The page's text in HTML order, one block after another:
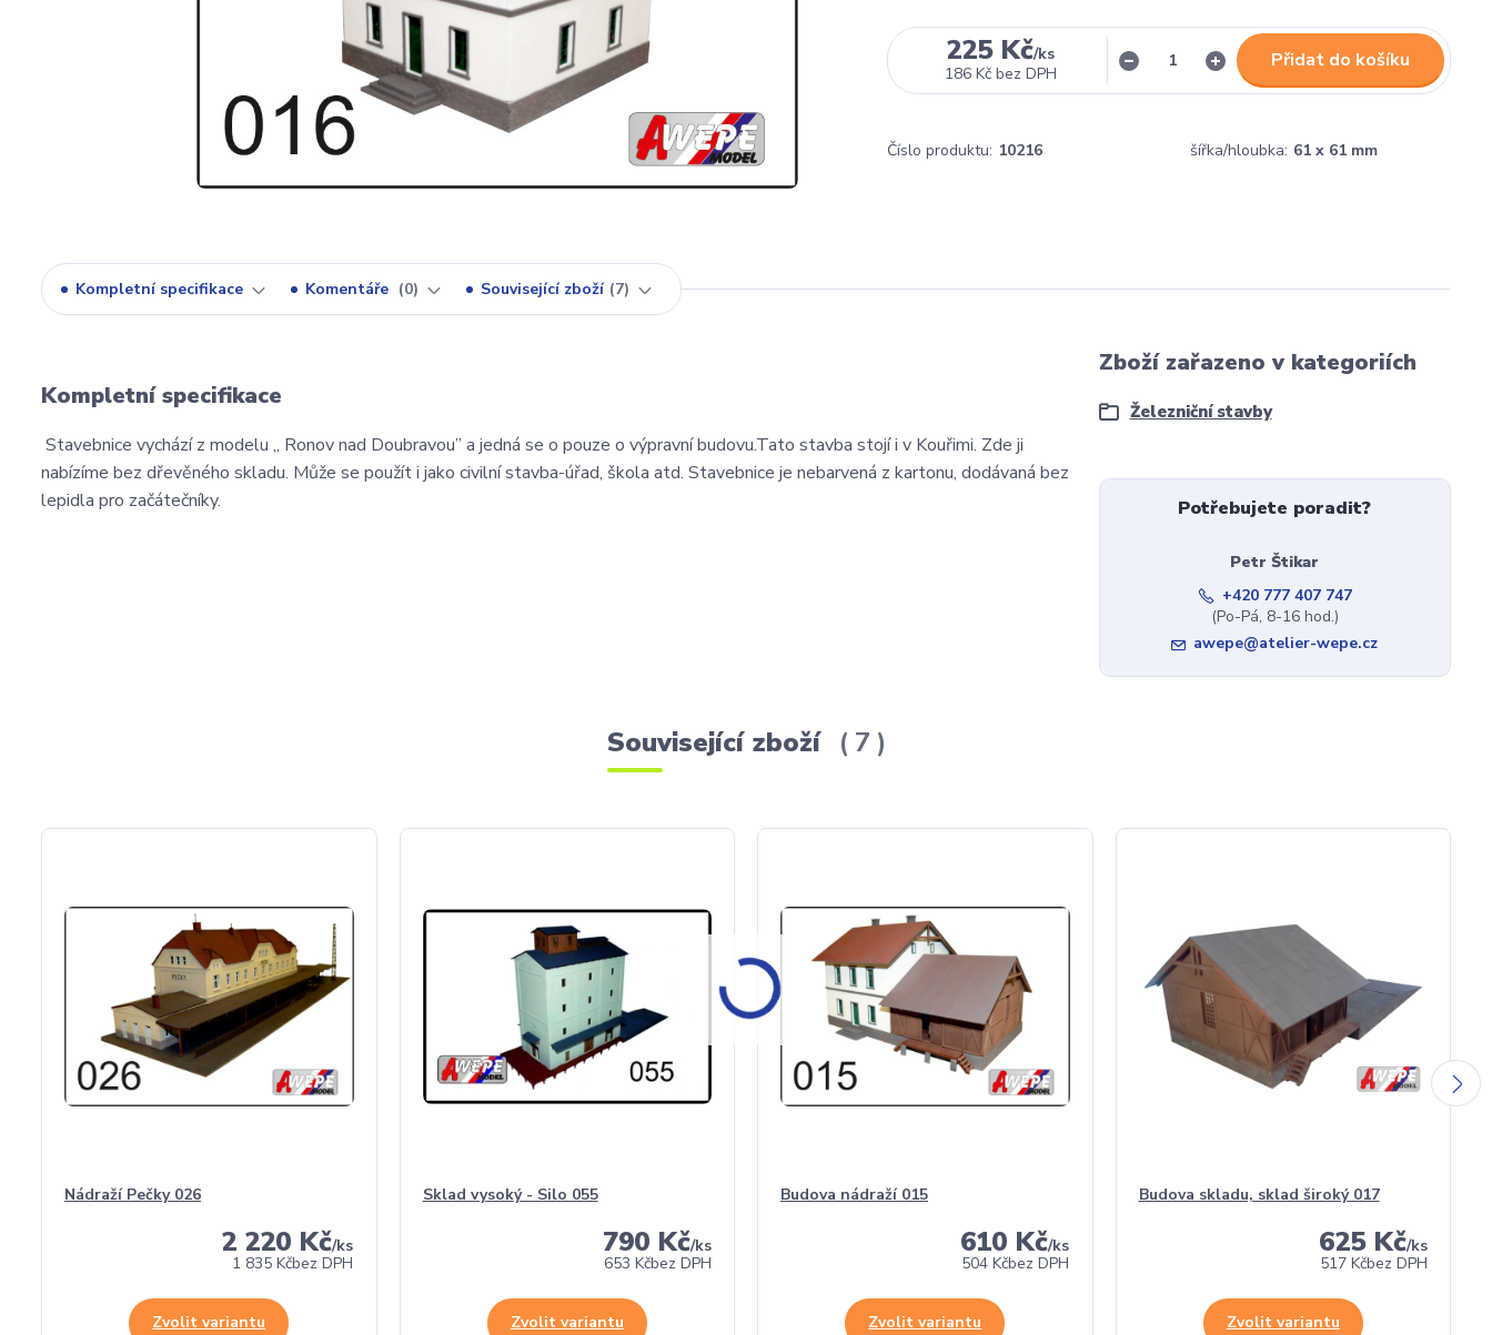
225 Kč/ks
186 Kč bez DPH
Přidat do košíku
Číslo produktu: 10216 šířka/hloubka: 61 x 61 mm
Kompletní specifikace Komentáře 0 Související zboží 7
Kompletní specifikace
Stavebnice vychází z modelu ,, Ronov nad Doubravou” a jedná se o pouze o výpravní budovu.Tato stavba stojí i v Kouřimi. Zde ji
nabízíme bez dřevěného skladu. Může se použít i jako civilní stavba-úřad, škola atd. Stavebnice je nebarvená z kartonu, dodávaná bez
lepidla pro začátečníky.
Zboží zařazeno v kategoriích
Železniční stavby
Potřebujete poradit?
Petr Štikar
+420 777 407 747
(Po-Pá, 8-16 hod.)
awepe@atelier-wepe.cz
Související zboží 7
Nádraží Pečky 026
2 220 Kč/ks
1 835 Kčbez DPH
Zvolit variantu
Sklad vysoký - Silo 055
790 Kč/ks
653 Kčbez DPH
Zvolit variantu
Budova nádraží 015
610 Kč/ks
504 Kčbez DPH
Zvolit variantu
Budova skladu, sklad široký 017
625 Kč/ks
517 Kčbez DPH
Zvolit variantu